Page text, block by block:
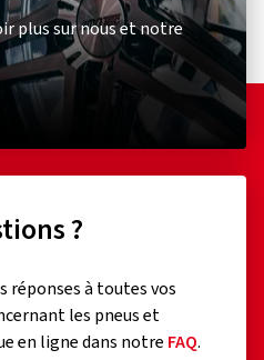
plus sur nous et notre
?
réponses à toutes vos
les pneus et
en ligne dans notre FAQ.